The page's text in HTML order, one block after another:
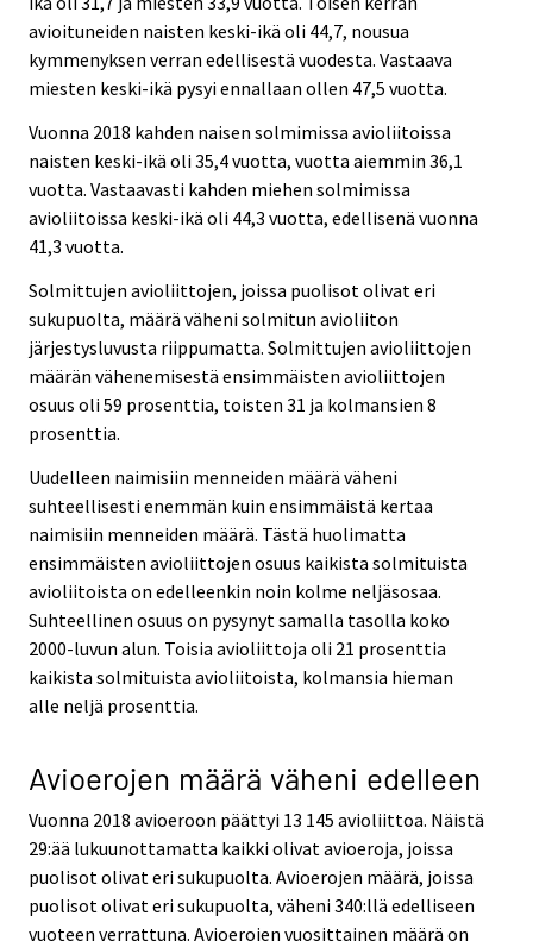
avioituneiden naisten keski-ikä oli 44,7, nousua
kymmenyksen verran edellisestä vuodesta. Vastaava
miesten keski-ikä pysyi ennallaan ollen 47,5 vuotta.
Vuonna 2018 kahden naisen solmimissa avioliitoissa
naisten keski-ikä oli 35,4 vuotta, vuotta aiemmin 36,1
vuotta. Vastaavasti kahden miehen solmimissa
avioliitoissa keski-ikä oli 44,3 vuotta, edellisenä vuonna
41,3 vuotta.
Solmittujen avioliittojen, joissa puolisot olivat eri
sukupuolta, määrä väheni solmitun avioliiton
järjestysluvusta riippumatta. Solmittujen avioliittojen
määrän vähenemisestä ensimmäisten avioliittojen
osuus oli 59 prosenttia, toisten 31 ja kolmansien 8
prosenttia.
Uudelleen naimisiin menneiden määrä väheni
suhteellisesti enemmän kuin ensimmäistä kertaa
naimisiin menneiden määrä. Tästä huolimatta
ensimmäisten avioliittojen osuus kaikista solmituista
avioliitoista on edelleenkin noin kolme neljäsosaa.
Suhteellinen osuus on pysynyt samalla tasolla koko
2000-luvun alun. Toisia avioliittoja oli 21 prosenttia
kaikista solmituista avioliitoista, kolmansia hieman
alle neljä prosenttia.
Avioerojen määrä väheni edelleen
Vuonna 2018 avioeroon päättyi 13 145 avioliittoa. Näistä
29:ää lukuunottamatta kaikki olivat avioeroja, joissa
puolisot olivat eri sukupuolta. Avioerojen määrä, joissa
puolisot olivat eri sukupuolta, väheni 340:llä edelliseen
vuoteen verrattuna. Avioerojen vuosittainen määrä on